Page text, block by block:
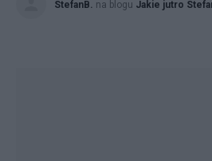
StefanB. na blogu Jakie jutro